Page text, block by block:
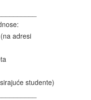
adresi
studente)